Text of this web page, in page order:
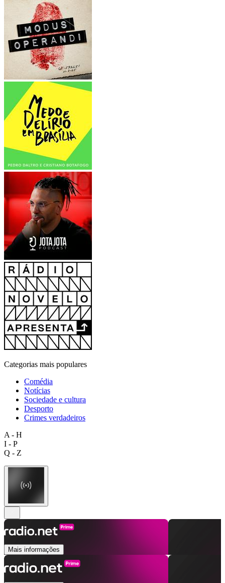
Categorias mais populares
Comédia
Notícias
Sociedade e cultura
Desporto
Crimes verdadeiros
A - H
I - P
Q - Z
Mais informações